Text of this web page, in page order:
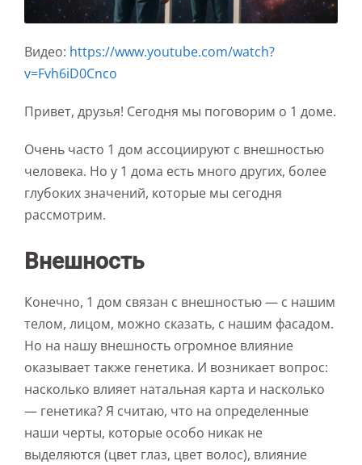
Видео: https://www.youtube.com/watch?
v=Fvh6iD0Cnco
Привет, друзья! Сегодня мы поговорим о 1 доме.
Очень часто 1 дом ассоциируют с внешностью
человека. Но у 1 дома есть много других, более
глубоких значений, которые мы сегодня
рассмотрим.
Внешность
Конечно, 1 дом связан с внешностью — с нашим
телом, лицом, можно сказать, с нашим фасадом.
Но на нашу внешность огромное влияние
оказывает также генетика. И возникает вопрос:
насколько влияет натальная карта и насколько
— генетика? Я считаю, что на определенные
наши черты, которые особо никак не
выделяются (цвет глаз, цвет волос), влияние